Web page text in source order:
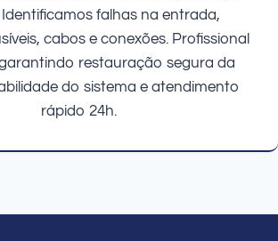
falhas na entrada,
cabos e conexões. Profissional
restauração segura da
do sistema e atendimento
rápido 24h.